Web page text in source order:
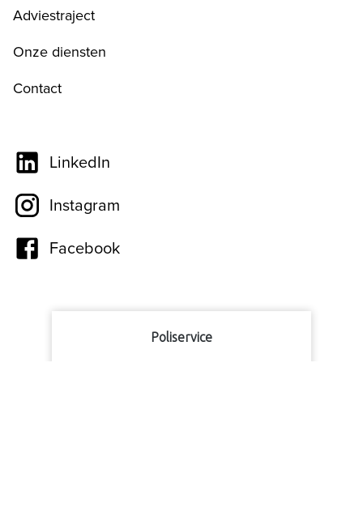
Adviestraject
Onze diensten
Contact
LinkedIn
Instagram
Facebook
Poliservice